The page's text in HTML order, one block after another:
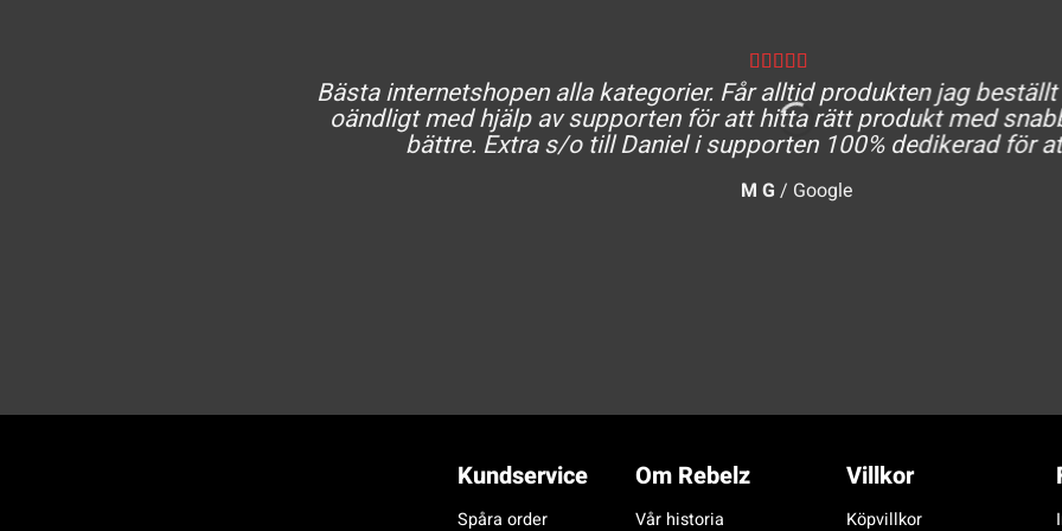
Bästa internetshopen alla kategorier. Får alltid produkten jag
oändligt med hjälp av supporten för att hitta rätt produkt med
bättre. Extra s/o till Daniel i supporten 100% dedikerad för
M G / Google
Kundservice
Spåra order
Om Rebelz
Vår historia
Villkor
Köpvillkor